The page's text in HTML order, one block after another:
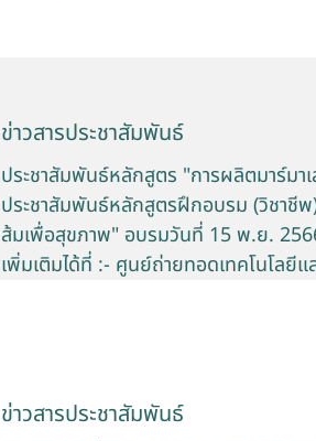
ข่าวสารประชาสัมพันธ์
ประชาสัมพันธ์หลักสูตร "การผลิตมาร์มา
ประชาสัมพันธ์หลักสูตรฝึกอบรม (วิชาชีพ
ส้มเพื่อสุขภาพ" อบรมวันที่ 15 พ.ย.
เพิ่มเติมได้ที่ :- ศูนย์ถ่ายทอดเทคโนโลยีแ
ข่าวสารประชาสัมพันธ์